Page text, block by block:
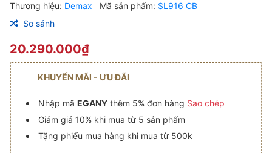
Thương hiệu: Demax Mã sản phẩm: SL916 CB
So sánh
20.290.000₫
KHUYẾN MÃI - ƯU ĐÃI
Nhập mã EGANYthêm 5% đơn hàng Sao chép
Giảm giá 10% khi mua từ 5 sản phẩm
Tặng phiếu mua hàng khi mua từ 500k